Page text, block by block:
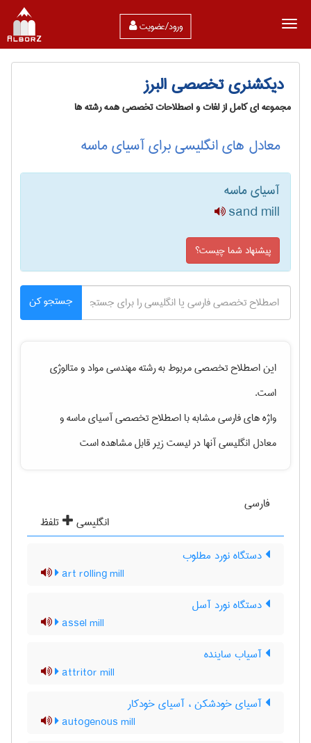
ورود/عضویت
دیکشنری تخصصی البرز
مجموعه ای کامل از لغات و اصطلاحات تخصصی همه رشته ها
معادل های انگلیسی برای آسیای ماسه
آسیای ماسه
sand mill
پیشنهاد شما چیست؟
جستجو کن
این اصطلاح تخصصی مربوط به رشتهمهندسی مواد و متالوژی
است.
واژه های فارسی مشابه با اصطلاح تخصصیآسیای ماسهو
معادل انگلیسی آنها در لیست زیر قابل مشاهده است
فارسی
انگلیسی
تلفظ
دستگاه نورد مطلوب
art rolling mill
دستگاه نورد آسل
assel mill
آسیاب ساینده
attritor mill
آسیای خودشکن ، آسیای خودکار
autogenous mill